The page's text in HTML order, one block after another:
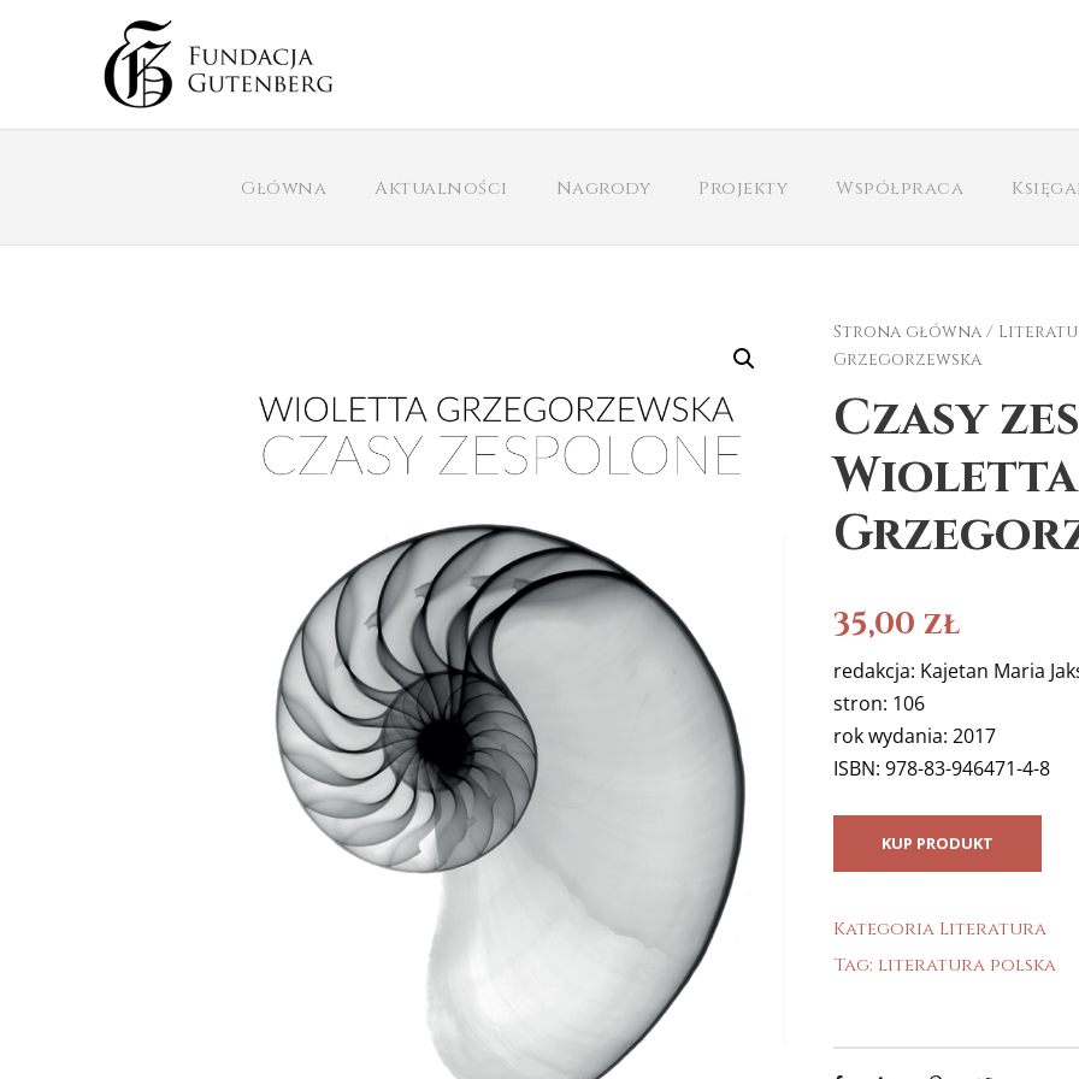
Główna Aktualności Nagrody Projekty Współpraca
Strona główna/
Grzegorzewska
Czasy
Wioletta
35,00 zł
redakcja: Kajetan Maria
stron: 106
rok wydania: 2017
ISBN: 978-83-946471-4-8
KUP PRODUKT
Kategoria Literatura
Tag: literatura polska